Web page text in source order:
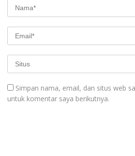
Simpan nama, email, dan situs web
untuk komentar saya berikutnya.